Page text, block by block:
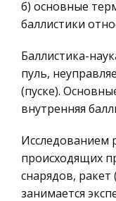
Литература,
Техника
Физика
Теория
Чай. Кофе.
приемки и
появиться на
аперитива.
завершение
кофе всегда
Решение задач
Решение любых
б) основные
баллистики
Баллистика-
пуль,
(пуске).
внутренняя
Исследованием
происходящих
снарядов, ракет
занимается